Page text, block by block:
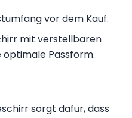
vor dem Kauf.
mit verstellbaren
optimale Passform.
sorgt dafür, dass